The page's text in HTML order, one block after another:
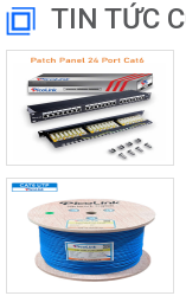
TIN TỨC